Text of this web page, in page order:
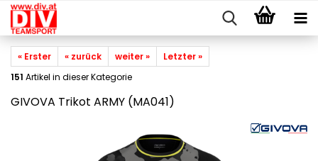
« Erster « zurück weiter »
Letzter »
151 Artikel in dieser Kategorie
GIVOVA Trikot ARMY (MA041)